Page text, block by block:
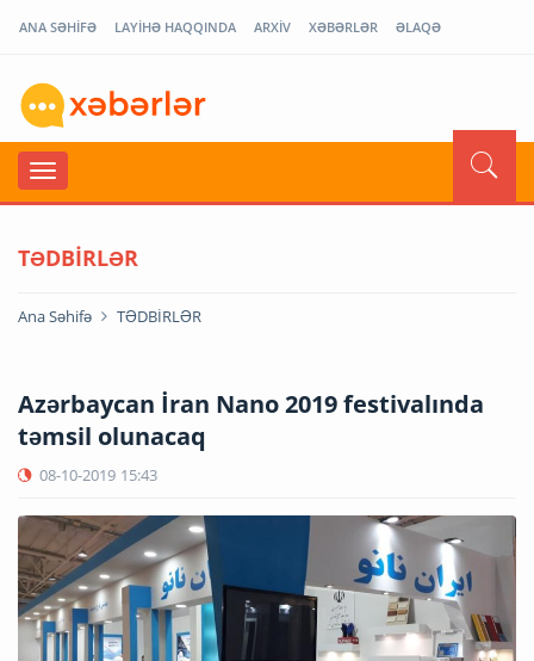
ANA SƏHİFƏ LAYİHƏ HAQQINDA ARXİV XƏBƏRLƏR ƏLAQƏ
TƏDBİRLƏR
Ana Səhifə TƏDBİRLƏR
Azərbaycan İran Nano 2019 festivalında
təmsil olunacaq
08-10-2019 15:43